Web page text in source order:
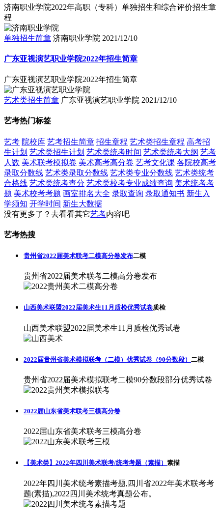
济南职业学院2022年高职（专科）单独招生和综合评价招生章
程
单独招生简章 济南职业学院 2021/12/10
广东亚视演艺职业学院2022年招生简章
广东亚视演艺职业学院2022年招生简章
艺术类招生简章 广东亚视演艺职业学院 2021/12/10
艺考热门标签
艺考 院校库 艺考招生简章 招生章程 艺术类招生章程 高考招
生计划 艺术类招生计划 艺术类统考时间 艺术类统考大纲 艺考
人数 美术联考模拟卷 美术高考高分卷 艺考文化课 各院校高考
录取分数线 艺术类录取分数线 艺术类专业分数线 艺术类统考
合格线 艺术类统考查分 艺术类校考专业成绩查询 美术统考考
题 美术校考考题 画室排名大全 录取查询 录取通知书 新生入
学须知 开学时间 新生大数据
没有更多了？去看看其它艺考内容吧
艺考热搜
贵州省2022届美术联考二模高分卷发布二模
贵州省2022届美术联考二模高分卷发布
山西美术联盟2022届美术生11月质检优秀试卷质检
山西美术联盟2022届美术生11月质检优秀试卷
2022届贵州省美术模拟联考（二模）优秀试卷（90分数段） 二模
贵州省2022届美术模拟联考二模90分数段部分优秀试卷
2022届山东省美术联考三模高分卷
2022届山东省美术联考三模高分卷
【美术类】2022年四川美术联考/统考考题（素描） 素描
2022年四川美术统考素描考题,四川省2022年美术联考考
题(素描),2022四川美术统考真题公布。